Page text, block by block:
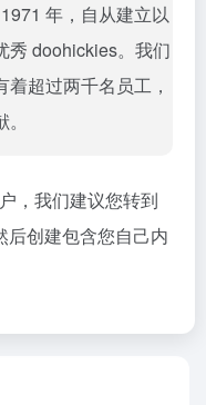
年，自从建立以
秀 doohickies。我们
超过两千名员工，
，我们建议您转到
后创建包含您自己内